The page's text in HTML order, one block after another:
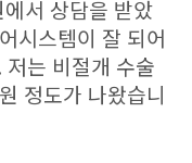
서 상담을 받았
시스템이 잘 되어
는 비절개 수술
정도가 나왔습니